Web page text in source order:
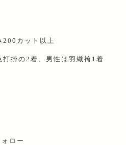
200カット以上
掛の2着、男性は羽織袴1着
ロー